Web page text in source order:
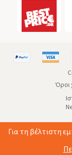
Όροι
Για τη βέλτιστη